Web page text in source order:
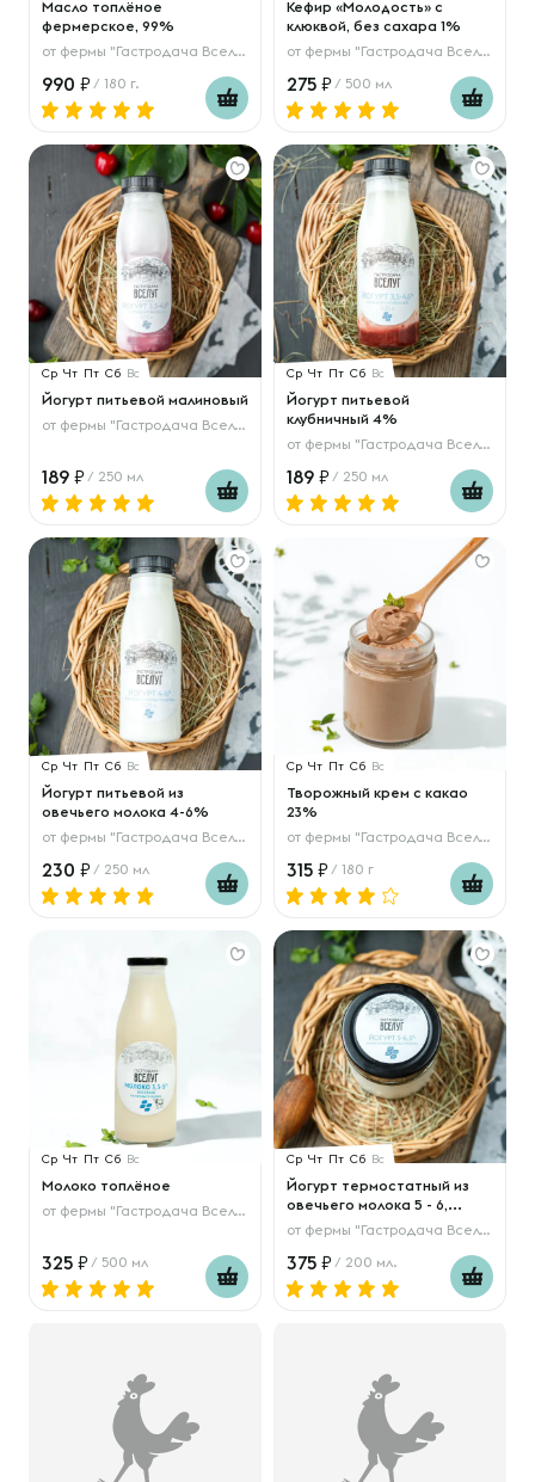
Масло топлёное
фермерское, 99%
от фермы "Гастродача Вселуг"
990 / 180 г.
Кефир «Молодость» с
клюквой, без сахара 1%
от фермы "Гастродача Вселуг"
275 / 500 мл
Ср Чт Пт Сб Вс
Йогурт питьевой малиновый
от фермы "Гастродача Вселуг"
189 / 250 мл
Ср Чт Пт Сб Вс
Йогурт питьевой
клубничный 4%
от фермы "Гастродача Вселуг"
189 / 250 мл
Ср Чт Пт Сб Вс
Йогурт питьевой из
овечьего молока 4-6%
от фермы "Гастродача Вселуг"
230 / 250 мл
Ср Чт Пт Сб Вс
Творожный крем с какао
23%
от фермы "Гастродача Вселуг"
315 / 180 г
Ср Чт Пт Сб Вс
Молоко топлёное
от фермы "Гастродача Вселуг"
325 / 500 мл
Ср Чт Пт Сб Вс
Йогурт термостатный из
овечьего молока 5 - 6,...
от фермы "Гастродача Вселуг"
375 / 200 мл.